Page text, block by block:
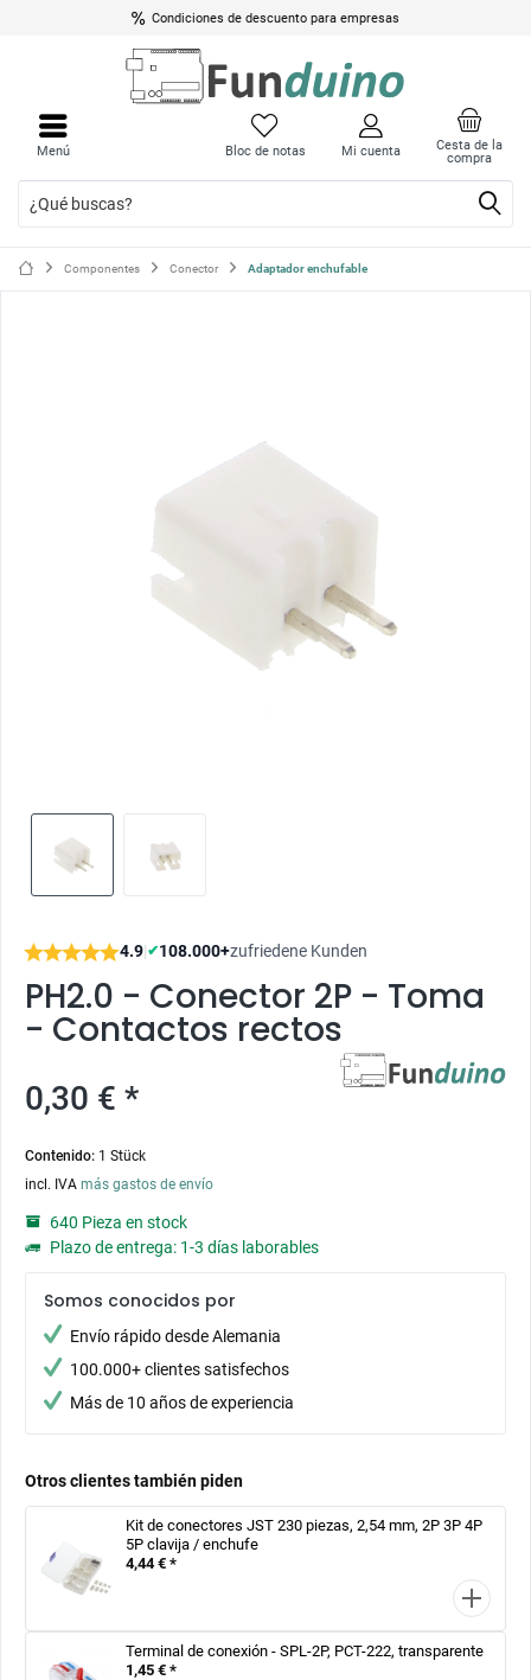
Condiciones de descuento para empresas
Cesta de la
compra
Bloc de notas Mi cuenta
Menú
Componentes Conector Adaptador enchufable
4.9|✔108.000+zufriedene Kunden
PH2.0 - Conector 2P - Toma
- Contactos rectos
0,30 € *
Contenido: 1 Stück
incl. IVA más gastos de envío
640 Pieza en stock
Plazo de entrega: 1-3 días laborables
Somos conocidos por
Envío rápido desde Alemania
100.000+ clientes satisfechos
Más de 10 años de experiencia
Otros clientes también piden
Kit de conectores JST 230 piezas, 2,54 mm, 2P 3P 4P
5P clavija / enchufe
4,44 € *
Terminal de conexión - SPL-2P, PCT-222, transparente
1,45 € *